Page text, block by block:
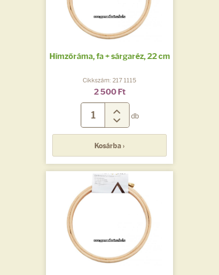
Hímzőráma, fa + sárgaréz, 22 cm
Cikkszám: 217 1115
2 500 Ft
db
Kosárba ›